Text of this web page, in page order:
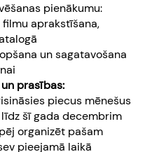
pienākumu:
filmu aprakstīšana,
un sagatavošana
prasības:
piecus mēnešus
šī gada decembrim
organizēt pašam
pieejamā laikā